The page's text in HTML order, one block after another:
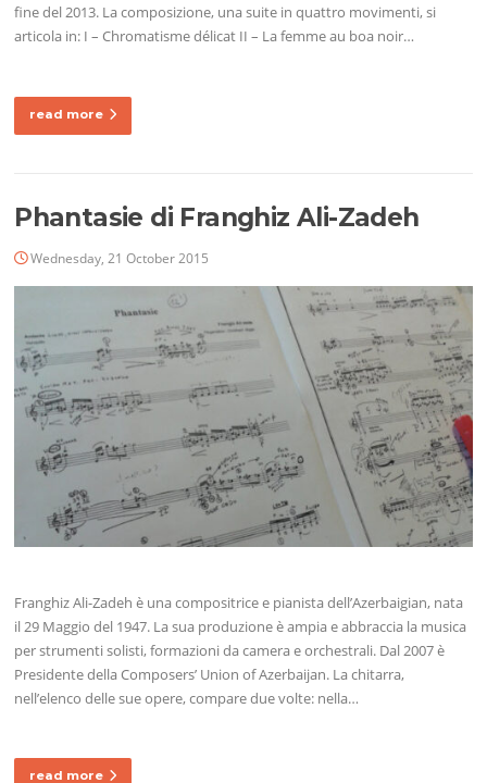
fine del 2013. La composizione, una suite in quattro movimenti, si
articola in: I – Chromatisme délicat II – La femme au boa noir…
read more
Phantasie di Franghiz Ali-Zadeh
Wednesday, 21 October 2015
Franghiz Ali-Zadeh è una compositrice e pianista dell’Azerbaigian, nata
il 29 Maggio del 1947. La sua produzione è ampia e abbraccia la musica
per strumenti solisti, formazioni da camera e orchestrali. Dal 2007 è
Presidente della Composers’ Union of Azerbaijan. La chitarra,
nell’elenco delle sue opere, compare due volte: nella…
read more